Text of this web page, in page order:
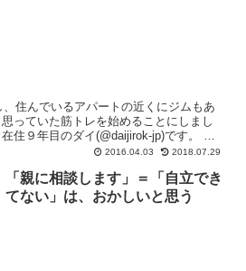
住んでいるアパートの近くにジムもあ
っていた筋トレを始めることにしまし
住９年目のダイ(@daijirok-jp)です。 一
ムがアパートの...
2016.04.03 2018.07.29
「親に相談します」＝「自立でき
てない」は、おかしいと思う